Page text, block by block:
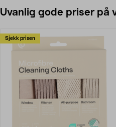
Uvanlig gode priser på
Sjekk prisen